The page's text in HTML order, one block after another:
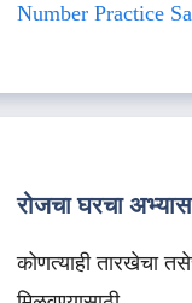
Number Practice
रोजचा घरचा
कोणत्याही तारखेचा